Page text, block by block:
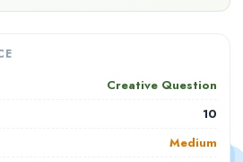
Creative Question
10
Medium